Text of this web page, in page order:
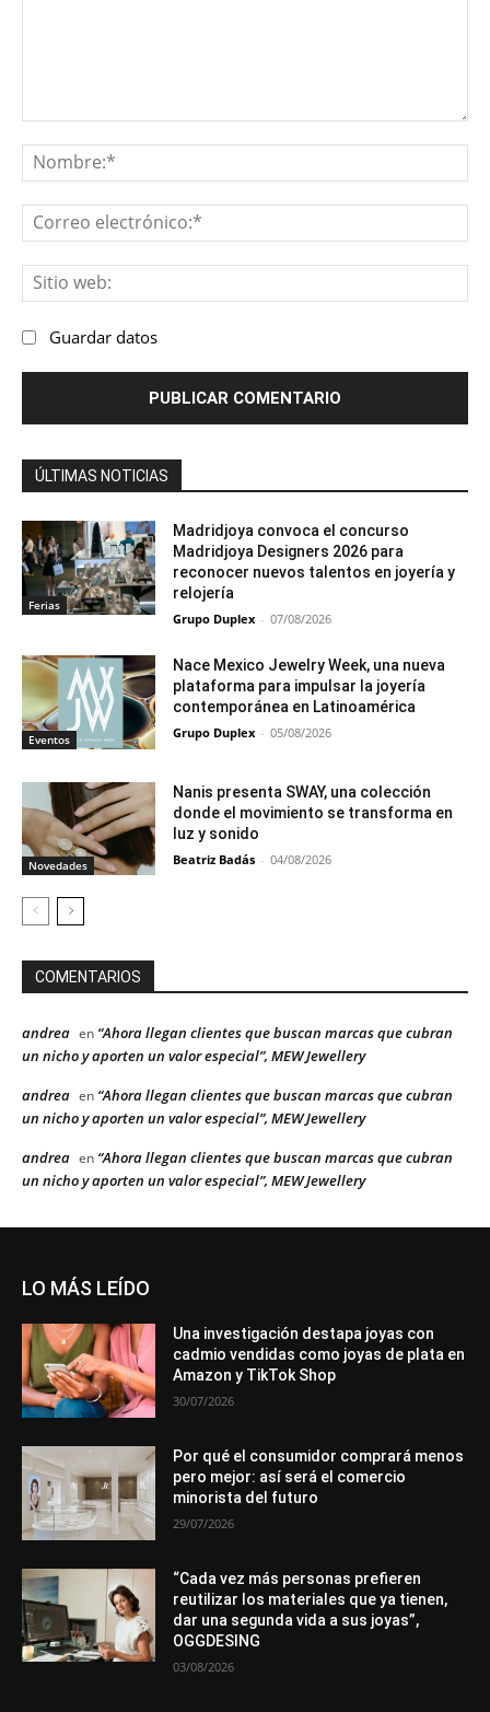
Guardar datos
ÚLTIMAS NOTICIAS
Ferias
Madridjoya convoca el concurso
Madridjoya Designers 2026 para
reconocer nuevos talentos en joyería y
relojería
Grupo Duplex - 07/08/2026
Eventos
Nace Mexico Jewelry Week, una nueva
plataforma para impulsar la joyería
contemporánea en Latinoamérica
Grupo Duplex - 05/08/2026
Novedades
Nanis presenta SWAY, una colección
donde el movimiento se transforma en
luz y sonido
Beatriz Badás - 04/08/2026
COMENTARIOS
andrea en “Ahora llegan clientes que buscan marcas que cubran
un nicho y aporten un valor especial”, MEW Jewellery
andrea en “Ahora llegan clientes que buscan marcas que cubran
un nicho y aporten un valor especial”, MEW Jewellery
andrea en “Ahora llegan clientes que buscan marcas que cubran
un nicho y aporten un valor especial”, MEW Jewellery
LO MÁS LEÍDO
Una investigación destapa joyas con
cadmio vendidas como joyas de plata en
Amazon y TikTok Shop
30/07/2026
Por qué el consumidor comprará menos
pero mejor: así será el comercio
minorista del futuro
29/07/2026
“Cada vez más personas prefieren
reutilizar los materiales que ya tienen,
dar una segunda vida a sus joyas”,
OGGDESING
03/08/2026